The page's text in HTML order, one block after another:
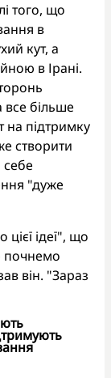
того, що
в
кут, а
в Ірані.
все більше
на підтримку
створити
себе
"дуже
ідеї", що
почнемо
він. "Зараз